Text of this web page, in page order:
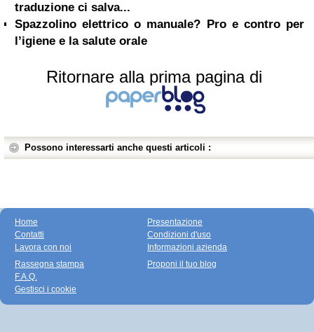
traduzione ci salva...
Spazzolino elettrico o manuale? Pro e contro per
l’igiene e la salute orale
Ritornare alla prima pagina di
Possono interessarti anche questi articoli :
Home
Contatti
Lavora con noi
Presentazione
Condizioni d'uso
Informazioni azienda
Rassegna stampa
F.A.Q.
Gestisci i cookie
Proponi il tuo blog